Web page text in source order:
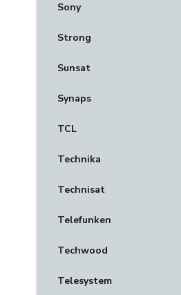
Sony
Strong
Sunsat
Synaps
TCL
Technika
Technisat
Telefunken
Techwood
Telesystem